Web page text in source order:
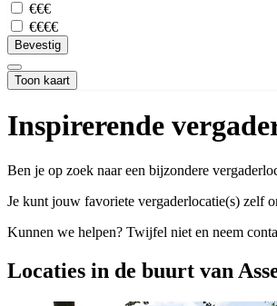
€€€
€€€€
Bevestig
Toon kaart
Inspirerende
Ben je op zoek naar een bijzondere
Je kunt jouw favoriete vergaderlocatie(s) zelf
Kunnen we helpen? Twijfel niet en neem
Locaties in de buurt van